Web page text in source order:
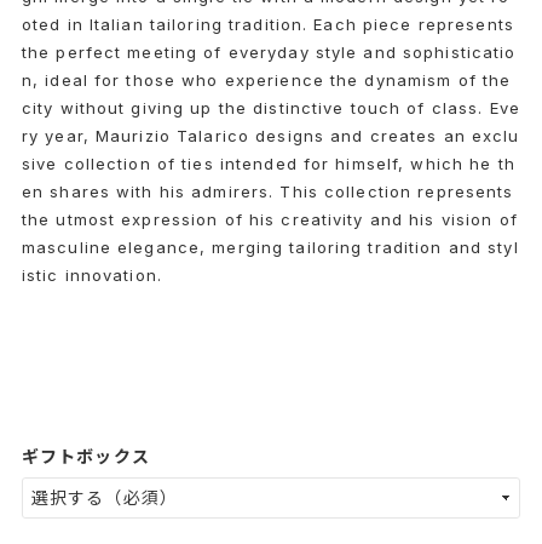
oted in Italian tailoring tradition. Each piece represents
the perfect meeting of everyday style and sophisticatio
n, ideal for those who experience the dynamism of the
city without giving up the distinctive touch of class. Eve
ry year, Maurizio Talarico designs and creates an exclu
sive collection of ties intended for himself, which he th
en shares with his admirers. This collection represents
the utmost expression of his creativity and his vision of
masculine elegance, merging tailoring tradition and styl
istic innovation.
ギフトボックス